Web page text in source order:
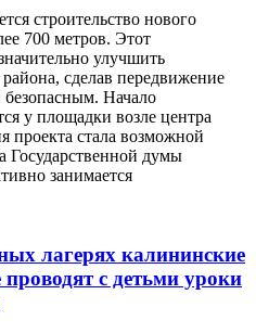
строительство нового
700 метров. Этот
улучшить
сделав передвижение
Начало
у площадки возле центра
проекта стала возможной
Государственной думы
занимается
лагерях калининские
с детьми уроки